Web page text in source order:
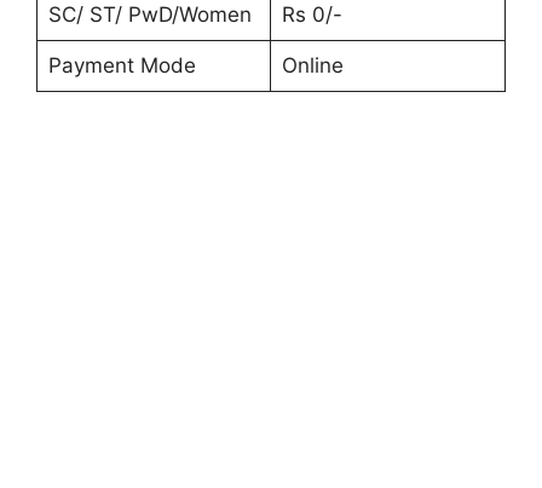
SC/ ST/ PwD/Women Rs 0/-
Payment Mode Online